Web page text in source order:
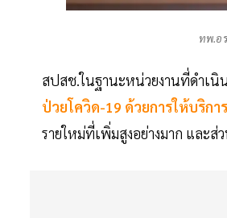
ทพ.อ
สปสช.ในฐานะหน่วยงานที่ดำเนิ
ป่วยโควิด-19 ด้วยการให้บริก
รายใหม่ที่เพิ่มสูงอย่างมาก และ